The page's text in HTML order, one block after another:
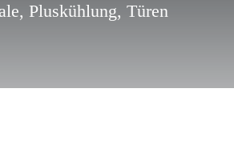
, Pluskühlung, Türen